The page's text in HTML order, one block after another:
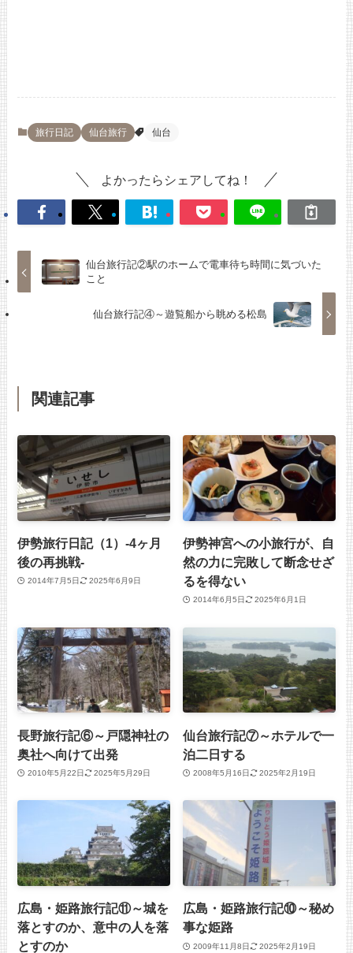
旅行日記 仙台旅行 仙台
よかったらシェアしてね！
仙台旅行記②駅のホームで電車待ち時間に気づいた
こと
仙台旅行記④～遊覧船から眺める松島
関連記事
伊勢旅行日記（1）-4ヶ月
後の再挑戦-
2014年7月5日 2025年6月9日
伊勢神宮への小旅行が、自
然の力に完敗して断念せざ
るを得ない
2014年6月5日 2025年6月1日
長野旅行記⑥～戸隠神社の
奥社へ向けて出発
2010年5月22日 2025年5月29日
仙台旅行記⑦～ホテルで一
泊二日する
2008年5月16日 2025年2月19日
広島・姫路旅行記⑪～城を
落とすのか、意中の人を落
とすのか
広島・姫路旅行記⑩～秘め
事な姫路
2009年11月8日 2025年2月19日